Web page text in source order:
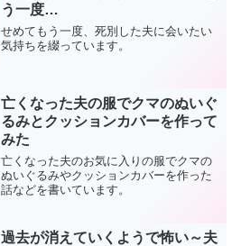
う一度…
せめてもう一度、死別した夫に会いたい
気持ちを綴っています。
亡くなった夫の服でクマのぬいぐ
るみとクッションカバーを作って
みた
亡くなった夫のお気に入りの服でクマの
ぬいぐるみやクッションカバーを作った
話などを書いています。
過去が消えていくようで怖い～夫